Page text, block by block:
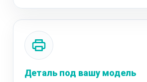
Деталь под вашу модель